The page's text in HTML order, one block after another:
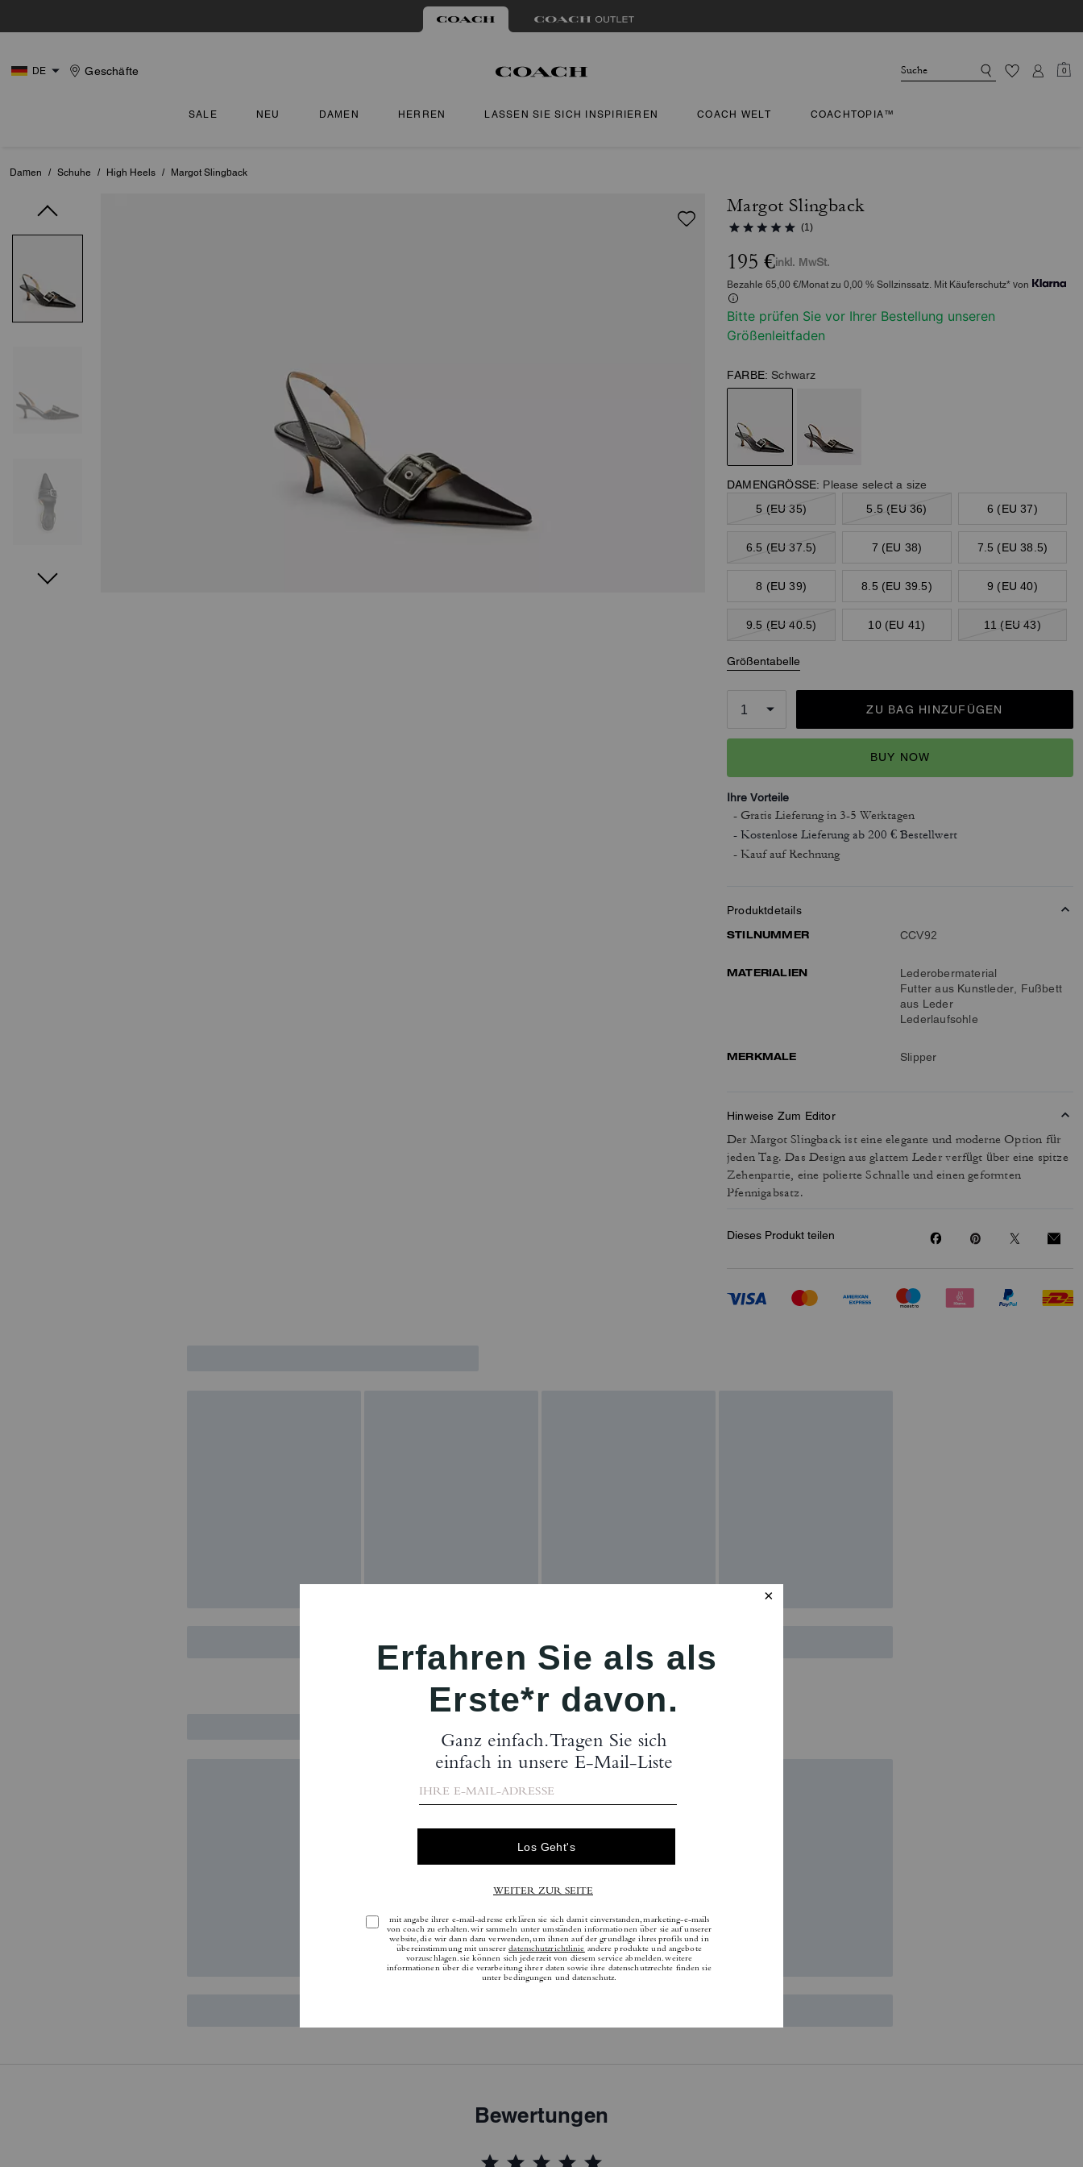
DE Geschäfte 0
SALE NEU DAMEN HERREN LASSEN SIE SICH INSPIRIEREN COACH WELT COACHTOPIA™
Damen / Schuhe / High Heels / Margot Slingback
Margot Slingback
(1)
195 €inkl. MwSt.
Bezahle 65,00 €/Monat zu 0,00 % Sollzinssatz. Mit Käuferschutz* von
Bitte prüfen Sie vor Ihrer Bestellung unseren
Größenleitfaden
FARBE: Schwarz
DAMENGRÖSSE: Please select a size
5 (EU 35)
5.5 (EU 36) 6 (EU 37)
6.5 (EU 37.5) 7 (EU 38) 7.5 (EU 38.5)
8 (EU 39) 8.5 (EU 39.5) 9 (EU 40)
9.5 (EU 40.5) 10 (EU 41) 11 (EU 43)
Größentabelle
ZU BAG HINZUFÜGEN
BUY NOW
Ihre Vorteile
- Gratis Lieferungin 3-5 Werktagen
- Kostenlose Lieferung ab 200 € Bestellwert
- Kauf auf Rechnung
Produktdetails
STILNUMMER
CCV92
MATERIALIEN
Lederobermaterial
Futter aus Kunstleder, Fußbett
aus Leder
Lederlaufsohle
MERKMALE Slipper
Hinweise Zum Editor
Der Margot Slingback ist eine elegante und moderne Option für
jeden Tag. Das Design aus glattem Leder verfügt über eine spitze
Zehenpartie, eine polierte Schnalle und einen geformten
Pfennigabsatz.
Dieses Produkt teilen
Bewertungen